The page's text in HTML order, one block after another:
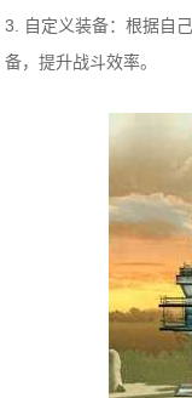
3. 自定义装备：根据自
备，提升战斗效率。